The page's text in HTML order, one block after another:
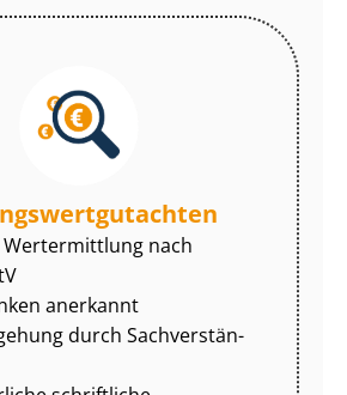
Wertermittlung nach
anerkannt
durch Sach­ver­stän­